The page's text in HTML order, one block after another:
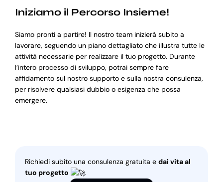
Iniziamo il Percorso Insieme!
Siamo pronti a partire! Il nostro team inizierà subito a
lavorare, seguendo un piano dettagliato che illustra tutte le
attività necessarie per realizzare il tuo progetto. Durante
l’intero processo di sviluppo, potrai sempre fare
affidamento sul nostro supporto e sulla nostra consulenza,
per risolvere qualsiasi dubbio o esigenza che possa
emergere.
Richiedi subito una consulenza gratuita e dai vita al
tuo progetto